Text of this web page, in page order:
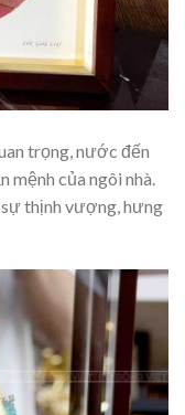
trọng, nước đến
mệnh của ngôi nhà.
thịnh vượng, hưng